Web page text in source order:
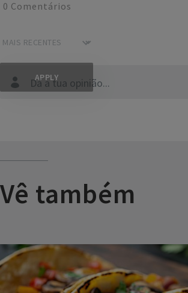
Dá a tua opinião...
0 Comentários
Vê também